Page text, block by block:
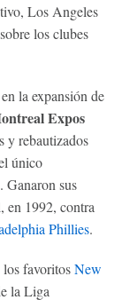
Los Angeles
sobre los clubes
la expansión de
Expos
y rebautizados
único
Ganaron sus
en 1992, contra
Phillies.
favoritosNew
la Liga